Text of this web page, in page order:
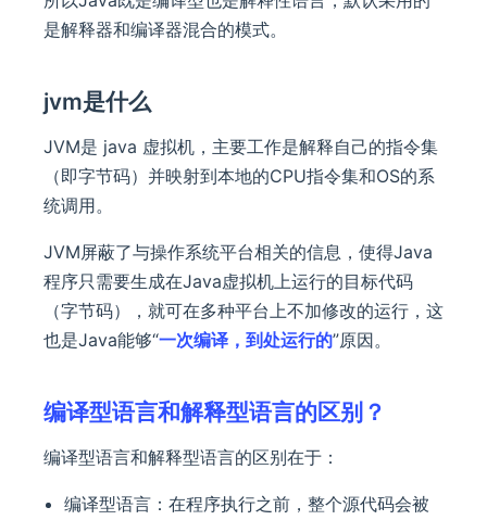
是解释器和编译器混合的模式。
jvm是什么
JVM是 java 虚拟机，主要工作是解释自己的指令集
（即字节码）并映射到本地的CPU指令集和OS的系
统调用。
JVM屏蔽了与操作系统平台相关的信息，使得Java
程序只需要生成在Java虚拟机上运行的目标代码
（字节码），就可在多种平台上不加修改的运行，这
也是Java能够“一次编译，到处运行的”原因。
编译型语言和解释型语言的区别？
编译型语言和解释型语言的区别在于：
编译型语言：在程序执行之前，整个源代码会被